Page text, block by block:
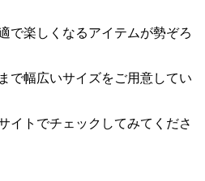
で楽しくなるアイテムが勢ぞろ
で幅広いサイズをご用意してい
イトでチェックしてみてくださ